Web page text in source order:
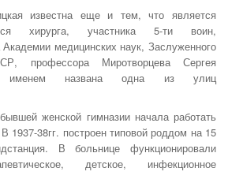
известна еще и тем, что является
хирурга, участника 5-ти воин,
Академии медицинских наук, Заслуженного
профессора Миротворцева Сергея
именем названа одна из улиц
женской гимназии начала работать
1937-38гг. построен типовой роддом на 15
В больнице функционировали
детское, инфекционное